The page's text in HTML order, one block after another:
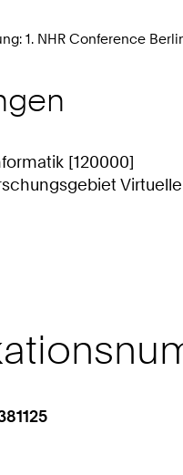
1. NHR Conference
[120000]